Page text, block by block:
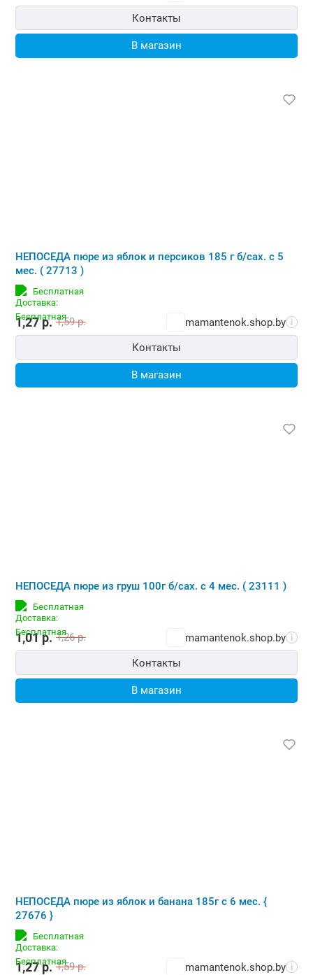
Контакты
В магазин
НЕПОСЕДА пюре из яблок и персиков 185 г б/сах. с 5
мес. ( 27713 )
Бесплатная
1,27р. 1,59р. mamantenok.shop.by i
Контакты
В магазин
НЕПОСЕДА пюре из груш 100г б/сах. с 4 мес. ( 23111 )
Бесплатная
1,01р. 1,26р. mamantenok.shop.by i
Контакты
В магазин
НЕПОСЕДА пюре из яблок и банана 185г с 6 мес. {
27676 }
Бесплатная
1,27р. 1,59р. mamantenok.shop.by i